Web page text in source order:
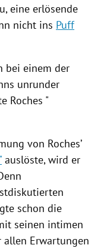
eine erlösende
nicht ins Puff
bei einem der
unrunder
Roches "
von Roches’
auslöste, wird er
schon die
seinen intimen
allen Erwartungen